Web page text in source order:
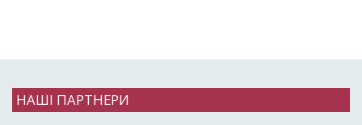
НАШІ ПАРТНЕРИ